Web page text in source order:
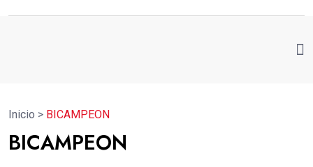
Inicio > BICAMPEON
BICAMPEON